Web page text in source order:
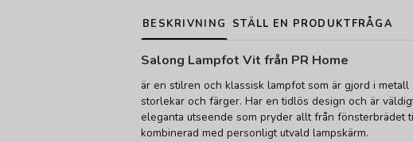
BESKRIVNING STÄLL EN PRODUKTFRÅGA
Salong Lampfot Vit från PR Home
är en stilren och klassisk lampfot som är gjord i
storlekar och färger. Har en tidlös design och är
eleganta utseende som pryder allt från fönsterbrädet
kombinerad med personligt utvald lampskärm.